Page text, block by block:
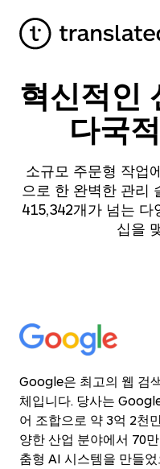
혁신적인
다국
소규모 주문형 작업
으로 한 완벽한 관리
415,342개가 넘는 다
십을
Google은 최고의 웹 검
체입니다. 당사는
어 조합으로 약 3억 2천
양한 산업 분야에서 70
춤형 AI 시스템을 만들